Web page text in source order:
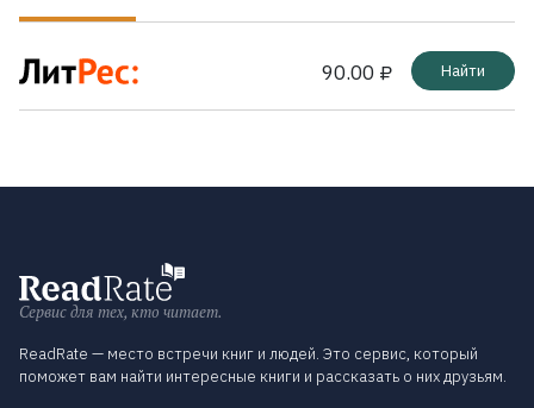
90.00 ₽ Найти
Сервис для тех, кто читает.
ReadRate — место встречи книг и людей. Это сервис, который
поможет вам найти интересные книги и рассказать о них друзьям.